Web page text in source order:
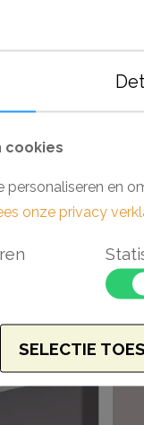
Waarom een
-
cookies
en
onze privacy
SELECTIE